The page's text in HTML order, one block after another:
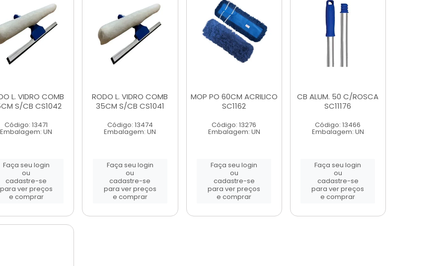
L. VIDRO COMB
S/CB CS1042
Código: 13471
Embalagem: UN
Faça seu login
ou
cadastre-se
para ver preços
e comprar
RODO L. VIDRO COMB
35CM S/CB CS1041
Código: 13474
Embalagem: UN
Faça seu login
ou
cadastre-se
para ver preços
e comprar
MOP PO 60CM ACRILICO
SC1162
Código: 13276
Embalagem: UN
Faça seu login
ou
cadastre-se
para ver preços
e comprar
CB ALUM. 50 C/ROSCA
SC11176
Código: 13466
Embalagem: UN
Faça seu login
ou
cadastre-se
para ver preços
e comprar